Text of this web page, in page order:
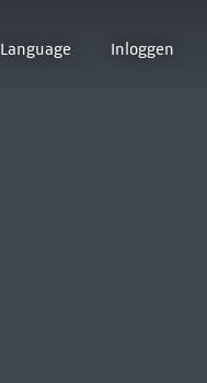
Language Inloggen